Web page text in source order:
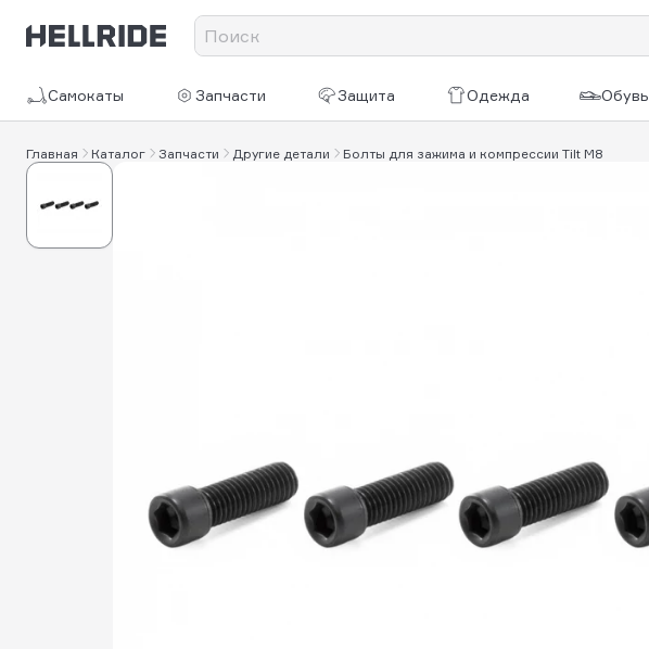
Самокаты Запчасти Защита Одежда Обувь
Главная Каталог Запчасти Другие детали Болты для зажима и компрессии Tilt M8